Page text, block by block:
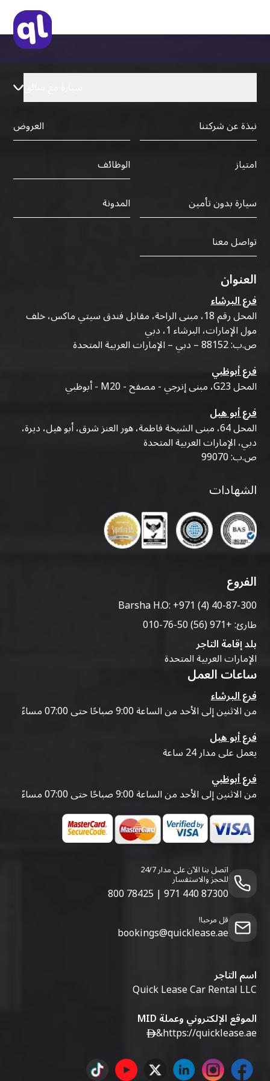
travelers, freelancers, tourists staying for
a season, and even people testing a car
before buying. If you live or work in Dubai
without a long contract, Quick Lease is for
نبذة عن شركتنا
العروض
امتياز
الوظائف
سيارة بدون تأمين
المدونة
تواصل معنا
العنوان
فرع البرشاء
المحل رقم 18، مبنى الراحة، مقابل فندق سيتي ماكس، خلف
مول الإمارات، البرشاء 1، دبي
ص.ب: 88152 – دبي – الإمارات العربية المتحدة
فرع أبوظبي
المحل G23، مبنى إنرجي - مصفح - M20 - أبوظبي
فرع أبو هيل
المحل 64، مبنى الشيخة فاطمة، هور العنز شرق، أبو هيل، ديرة،
دبي، الإمارات العربية المتحدة
ص.ب: 99070
الشهادات
الفروع
Barsha H.O:+971 (4) 40-87-300
طارئ:+971 (56) 50-76-010
بلد إقامة التاجر
الإمارات العربية المتحدة
ساعات العمل
فرع البرشاء
من الاثنين إلى الأحد من الساعة 9:00 صباحًا حتى 07:00 مساءً
فرع أبو هيل
يعمل على مدار 24 ساعة
فرع أبوظبي
من الاثنين إلى الأحد من الساعة 9:00 صباحًا حتى 07:00 مساءً
اتصل بنا الآن على مدار 24/7
للحجز والاستفسار
800 78425 | 971 440 87300
قل مرحبا!
bookings@quicklease.ae
اسم التاجر
Quick Lease Car Rental LLC
الموقع الإلكتروني وعملة MID
https://quicklease.ae
&